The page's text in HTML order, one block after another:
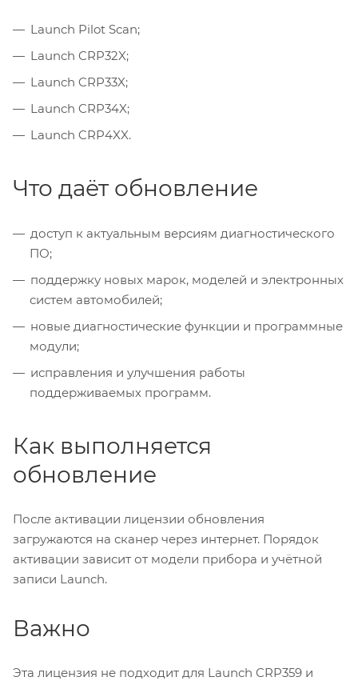
Launch Pilot Scan;
Launch CRP32X;
Launch CRP33X;
Launch CRP34X;
Launch CRP4XX.
Что даёт обновление
доступ к актуальным версиям диагностического
ПО;
поддержку новых марок, моделей и электронных
систем автомобилей;
новые диагностические функции и программные
модули;
исправления и улучшения работы
поддерживаемых программ.
Как выполняется
обновление
После активации лицензии обновления
загружаются на сканер через интернет. Порядок
активации зависит от модели прибора и учётной
записи Launch.
Важно
Эта лицензия не подходит для Launch CRP359 и